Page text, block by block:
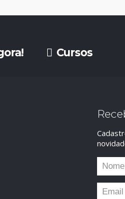
Cursos